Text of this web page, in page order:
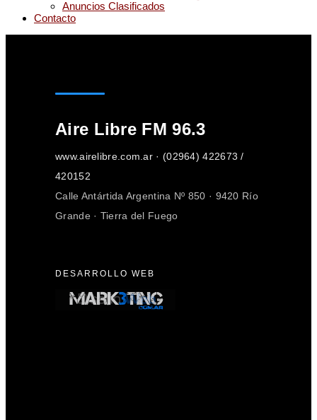
Anuncios Clasificados
Contacto
Aire Libre FM 96.3
www.airelibre.com.ar · (02964) 422673 /
420152
Calle Antártida Argentina Nº 850 · 9420 Río
Grande · Tierra del Fuego
DESARROLLO WEB